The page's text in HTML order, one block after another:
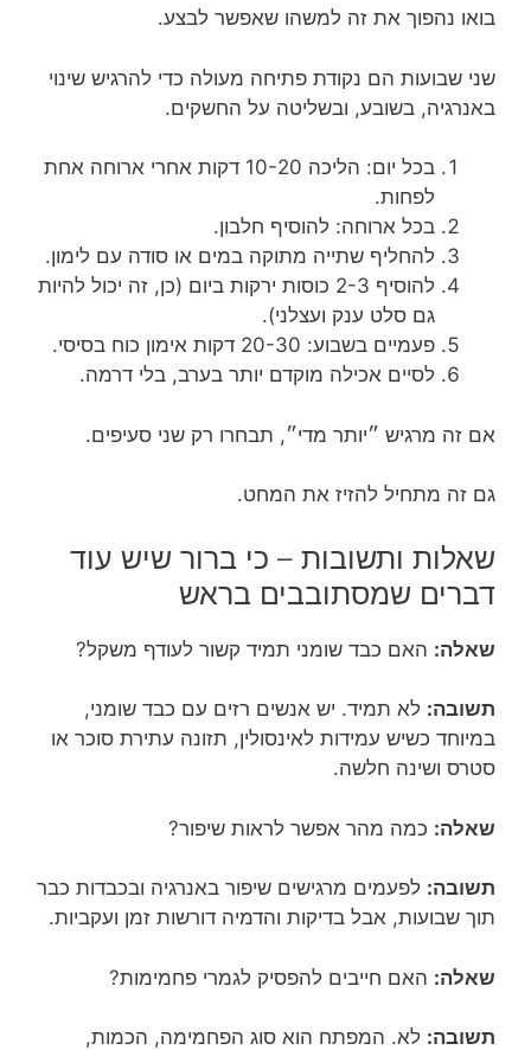
בואו נהפוך את זה למשהו שאפשר לבצע.
שני שבועות הם נקודת פתיחה מעולה כדי להרגיש שינוי
באנרגיה, בשובע, ובשליטה על החשקים.
בכל יום: הליכה 10-20 דקות אחרי ארוחה אחת
לפחות.
בכל ארוחה: להוסיף חלבון.
להחליף שתייה מתוקה במים או סודה עם לימון.
להוסיף 2-3 כוסות ירקות ביום (כן, זה יכול להיות
גם סלט ענק ועצלני).
פעמיים בשבוע: 20-30 דקות אימון כוח בסיסי.
לסיים אכילה מוקדם יותר בערב, בלי דרמה.
אם זה מרגיש ״יותר מדי״, תבחרו רק שני סעיפים.
גם זה מתחיל להזיז את המחט.
שאלות ותשובות – כי ברור שיש עוד
דברים שמסתובבים בראש
שאלה: האם כבד שומני תמיד קשור לעודף משקל?
תשובה: לא תמיד. יש אנשים רזים עם כבד שומני,
במיוחד כשיש עמידות לאינסולין, תזונה עתירת סוכר או
סטרס ושינה חלשה.
שאלה: כמה מהר אפשר לראות שיפור?
תשובה: לפעמים מרגישים שיפור באנרגיה ובכבדות כבר
תוך שבועות, אבל בדיקות והדמיה דורשות זמן ועקביות.
שאלה: האם חייבים להפסיק לגמרי פחמימות?
תשובה: לא. המפתח הוא סוג הפחמימה, הכמות,